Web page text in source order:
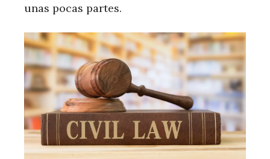
unas pocas partes.